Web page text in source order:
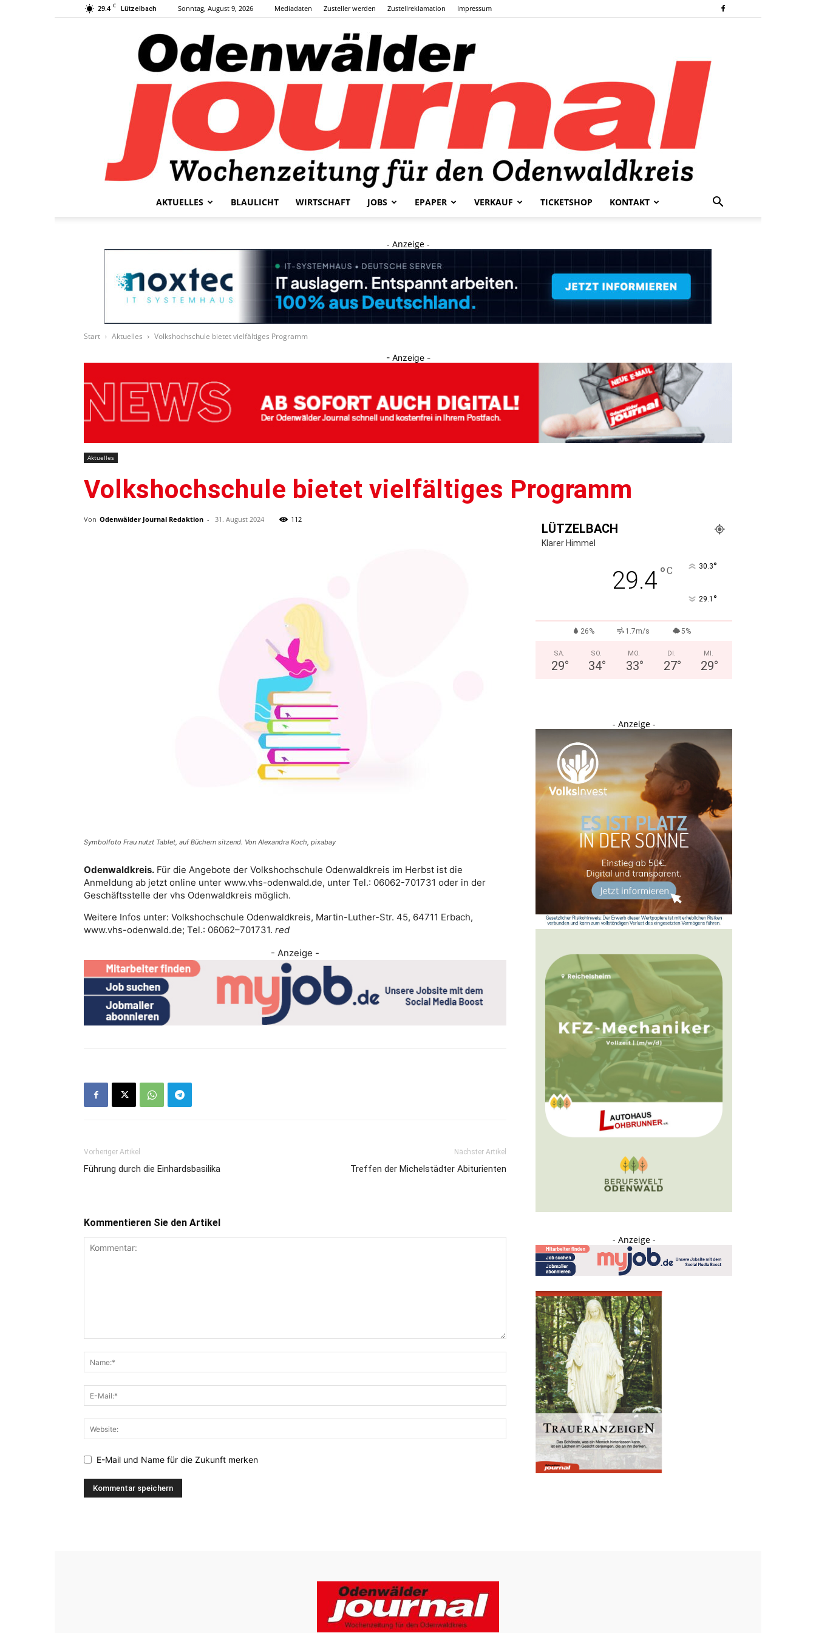
29.4 C Lützelbach Sonntag, August 9, 2026 Mediadaten Zusteller werden Zustellreklamation Impressum
Journal
AKTUELLES BLAULICHT WIRTSCHAFT JOBS EPAPER VERKAUF TICKETSHOP KONTAKT
- Anzeige -
Start Aktuelles Volkshochschule bietet vielfältiges Programm
- Anzeige -
Aktuelles
Volkshochschule bietet vielfältiges Programm
Von Odenwälder Journal Redaktion - 31. August 2024 112
Symbolfoto Frau nutzt Tablet, auf Büchern sitzend. Von Alexandra Koch, pixabay
Odenwaldkreis. Für die Angebote der Volkshochschule Odenwaldkreis im Herbst ist die
Anmeldung ab jetzt online unter www.vhs-odenwald.de, unter Tel.: 06062-701731 oder in der
Geschäftsstelle der vhs Odenwaldkreis möglich.
Weitere Infos unter: Volkshochschule Odenwaldkreis, Martin-Luther-Str. 45, 64711 Erbach,
www.vhs-odenwald.de; Tel.: 06062–701731. red
- Anzeige -
Vorheriger Artikel
Führung durch die Einhardsbasilika
Nächster Artikel
Treffen der Michelstädter Abiturienten
Kommentieren Sie den Artikel
E-Mail und Name für die Zukunft merken
LÜTZELBACH
Klarer Himmel
29.4°C 30.3°
29.1 °
26% 1.7m/s 5%
SA.
29°
SO.
34°
MO.
33°
DI.
27°
MI.
29°
- Anzeige -
- Anzeige -